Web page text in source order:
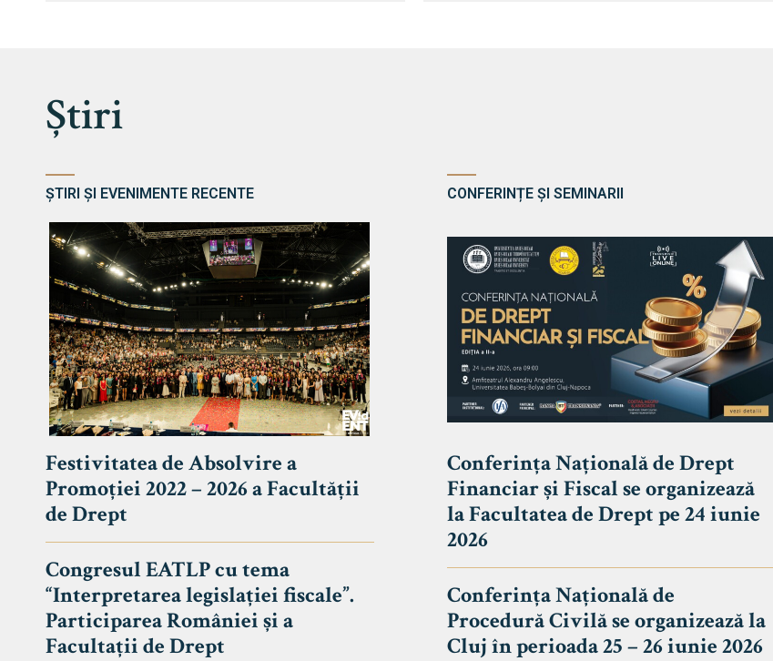
Știri
ȘTIRI ȘI EVENIMENTE RECENTE
Festivitatea de Absolvire a
Promoției 2022 – 2026 a Facultății
de Drept
Congresul EATLP cu tema
“Interpretarea legislației fiscale”.
Participarea României și a
Facultații de Drept
CONFERINȚE ȘI SEMINARII
Conferința Națională de Drept
Financiar și Fiscal se organizează
la Facultatea de Drept pe 24 iunie
2026
Conferința Națională de
Procedură Civilă se organizează la
Cluj în perioada 25 – 26 iunie 2026